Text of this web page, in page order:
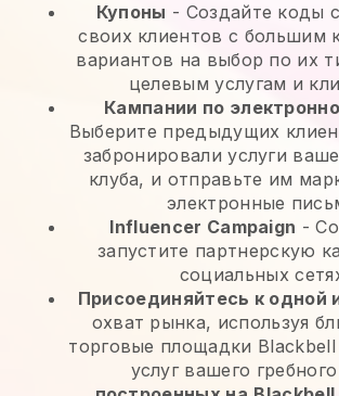
Купоны - Создайте коды
своих клиентов с большим
вариантов на выбор по их
целевым услугам и
Кампании по
Выберите предыдущих
забронировали услуги
клуба, и отправьте им
электронные
Influencer Campaign -
запустите партнерскую
социальных
Присоединяйтесь к одной
охват рынка, используя
торговые площадки
услуг вашего